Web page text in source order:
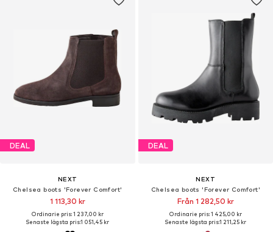
DEAL
NEXT
Chelsea boots 'Forever Comfort'
1 113,30 kr
Ordinarie pris: 1 237,00 kr
Senaste lägsta pris:1 051,45 kr
DEAL
NEXT
Chelsea boots 'Forever Comfort'
Från 1 282,50 kr
Ordinarie pris: 1 425,00 kr
Senaste lägsta pris:1 211,25 kr